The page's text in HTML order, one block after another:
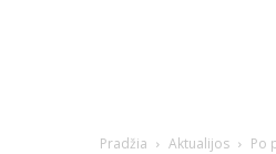
Pradžia Aktualijos Po